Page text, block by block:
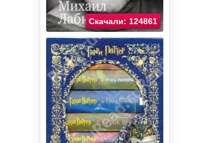
Скачали: 124861